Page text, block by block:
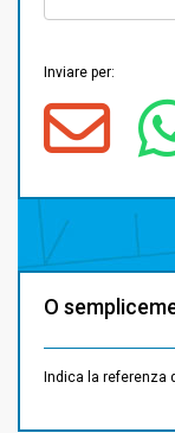
Inviare per:
O
Indica la referenza